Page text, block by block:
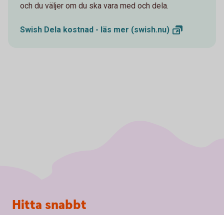
och du väljer om du ska vara med och dela.
Swish Dela kostnad - läs mer (swish.nu)
Sidfot
Hitta snabbt